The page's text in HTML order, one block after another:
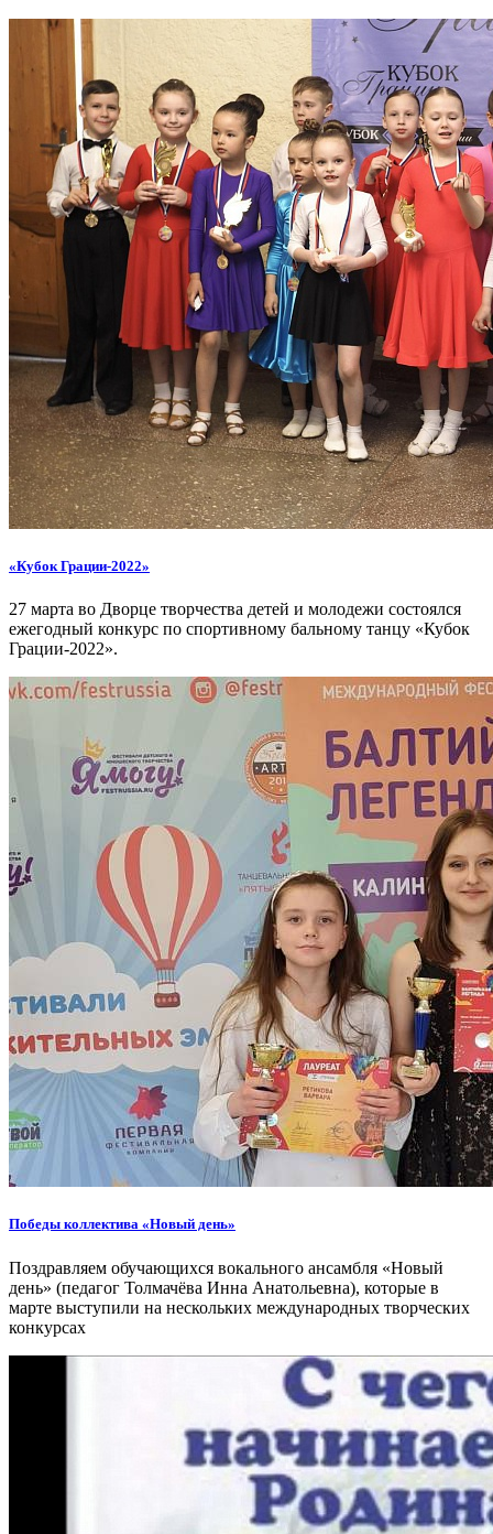
«Кубок Грации-2022»
27 марта во Дворце творчества детей и молодежи состоялся
ежегодный конкурс по спортивному бальному танцу «Кубок
Грации-2022».
Победы коллектива «Новый день»
Поздравляем обучающихся вокального ансамбля «Новый
день» (педагог Толмачёва Инна Анатольевна), которые в
марте выступили на нескольких международных творческих
конкурсах